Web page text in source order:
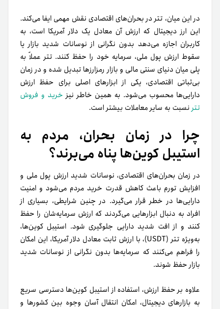
در این میان، تتر در بحران‌های اقتصادی نقش مهمی ایفا می‌کند.
این ارز دیجیتال که ارزش آن معادل یک دلار آمریکا است، به
کاربران اجازه می‌دهد بدون نگرانی از نوسانات شدید بازار یا
سقوط ارزش پول ملی، سرمایه خود را حفظ کنند. تتر عملاً به
پلی میان دنیای سنتی مالی و بازار رمزارزها تبدیل شده و در زمان
بی‌ثباتی اقتصادی، یکی از ابزارهای اصلی برای حفظ ارزش
دارایی‌ها محسوب می‌شود. به همین خاطر نیز خرید و فروش
تتر نسبت به سایر معاملات بیشتر است.
چرا در زمان بحران، مردم به
استیبل کوین‌ها پناه می‌برند؟
در زمان بحران‌های اقتصادی، نوسانات شدید ارزش پول ملی و
افزایش تورم باعث کاهش قدرت خرید مردم می‌شود و امنیت
دارایی‌ها در خطر قرار می‌گیرد. در چنین شرایطی، بسیاری از
افراد به دنبال ابزارهایی می‌گردند که ارزش سرمایه‌شان را حفظ
کنند و از افت شدید دارایی جلوگیری شود. استیبل کوین‌ها،
به‌ویژه تتر (USDT)، با ارزش ثابت معادل دلار آمریکا، این امکان
را فراهم می‌کنند که سرمایه‌ها بدون نگرانی از نوسانات شدید
بازار حفظ شوند.
علاوه بر حفظ ارزش، استفاده از استیبل کوین‌ها دسترسی سریع
به بازارهای دیجیتال، امکان انتقال آسان وجوه بین کشورها و